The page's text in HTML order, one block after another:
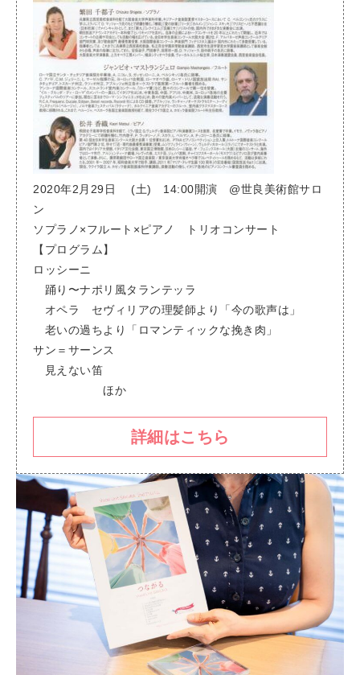
JANTI AUGURI ROSSINI
2020年2月29日 (土) 14:00開演 @世良美術館サロ
ン
ソプラノ×フルート×ピアノ トリオコンサート
【プログラム】
​ロッシーニ
踊り〜ナポリ風タランテッラ
オペラ セヴィリアの理髪師より「今の歌声は」
老いの過ちより「ロマンティックな挽き肉」
サン＝サーンス
見えない笛
ほか
詳細はこちら